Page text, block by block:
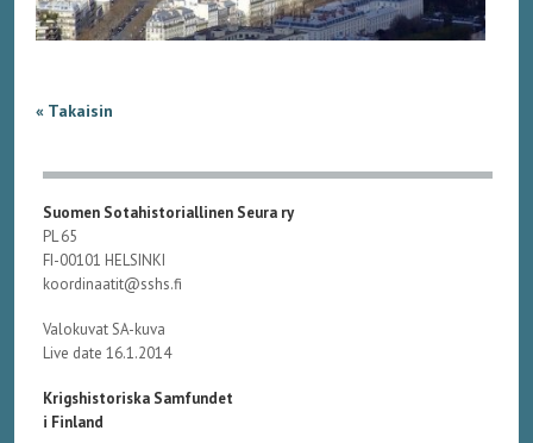
« Takaisin
Suomen Sotahistoriallinen Seura ry
PL 65
FI-00101 HELSINKI
koordinaatit@sshs.fi
Valokuvat SA-kuva
Live date 16.1.2014
Krigshistoriska Samfundet
i Finland